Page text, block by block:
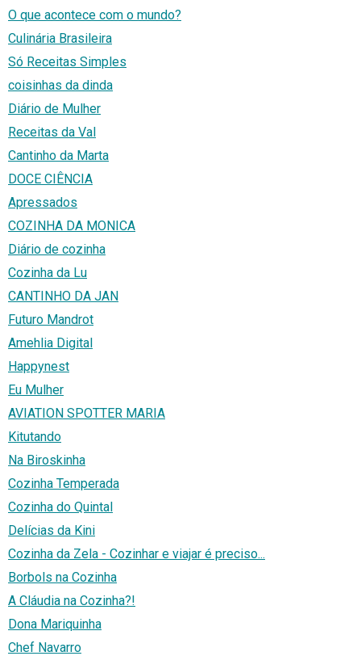
O que acontece com o mundo?
Culinária Brasileira
Só Receitas Simples
coisinhas da dinda
Diário de Mulher
Receitas da Val
Cantinho da Marta
DOCE CIÊNCIA
Apressados
COZINHA DA MONICA
Diário de cozinha
Cozinha da Lu
CANTINHO DA JAN
Futuro Mandrot
Amehlia Digital
Happynest
Eu Mulher
AVIATION SPOTTER MARIA
Kitutando
Na Biroskinha
Cozinha Temperada
Cozinha do Quintal
Delícias da Kini
Cozinha da Zela - Cozinhar e viajar é preciso...
Borbols na Cozinha
A Cláudia na Cozinha?!
Dona Mariquinha
Chef Navarro